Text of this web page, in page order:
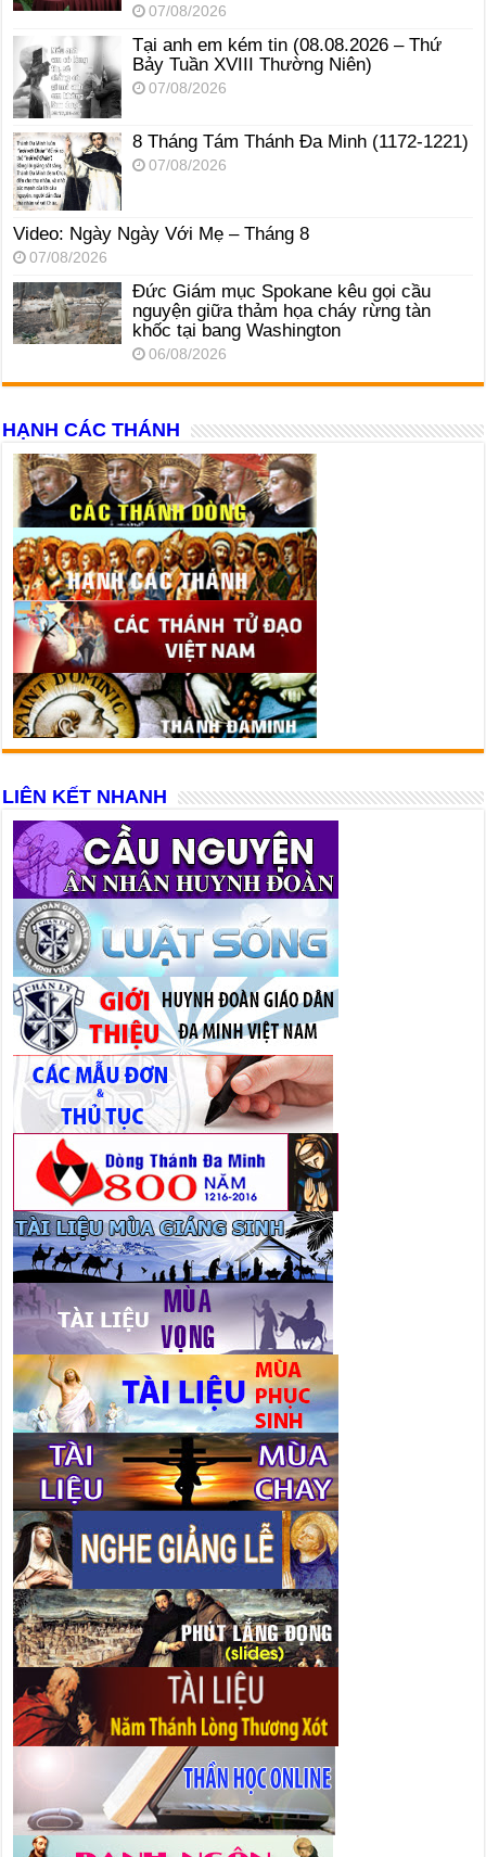
07/08/2026
Tại anh em kém tin (08.08.2026 – Thứ
Bảy Tuần XVIII Thường Niên)
07/08/2026
8 Tháng Tám Thánh Ða Minh (1172-1221)
07/08/2026
Video: Ngày Ngày Với Mẹ – Tháng 8
07/08/2026
Đức Giám mục Spokane kêu gọi cầu
nguyện giữa thảm họa cháy rừng tàn
khốc tại bang Washington
06/08/2026
HẠNH CÁC THÁNH
LIÊN KẾT NHANH